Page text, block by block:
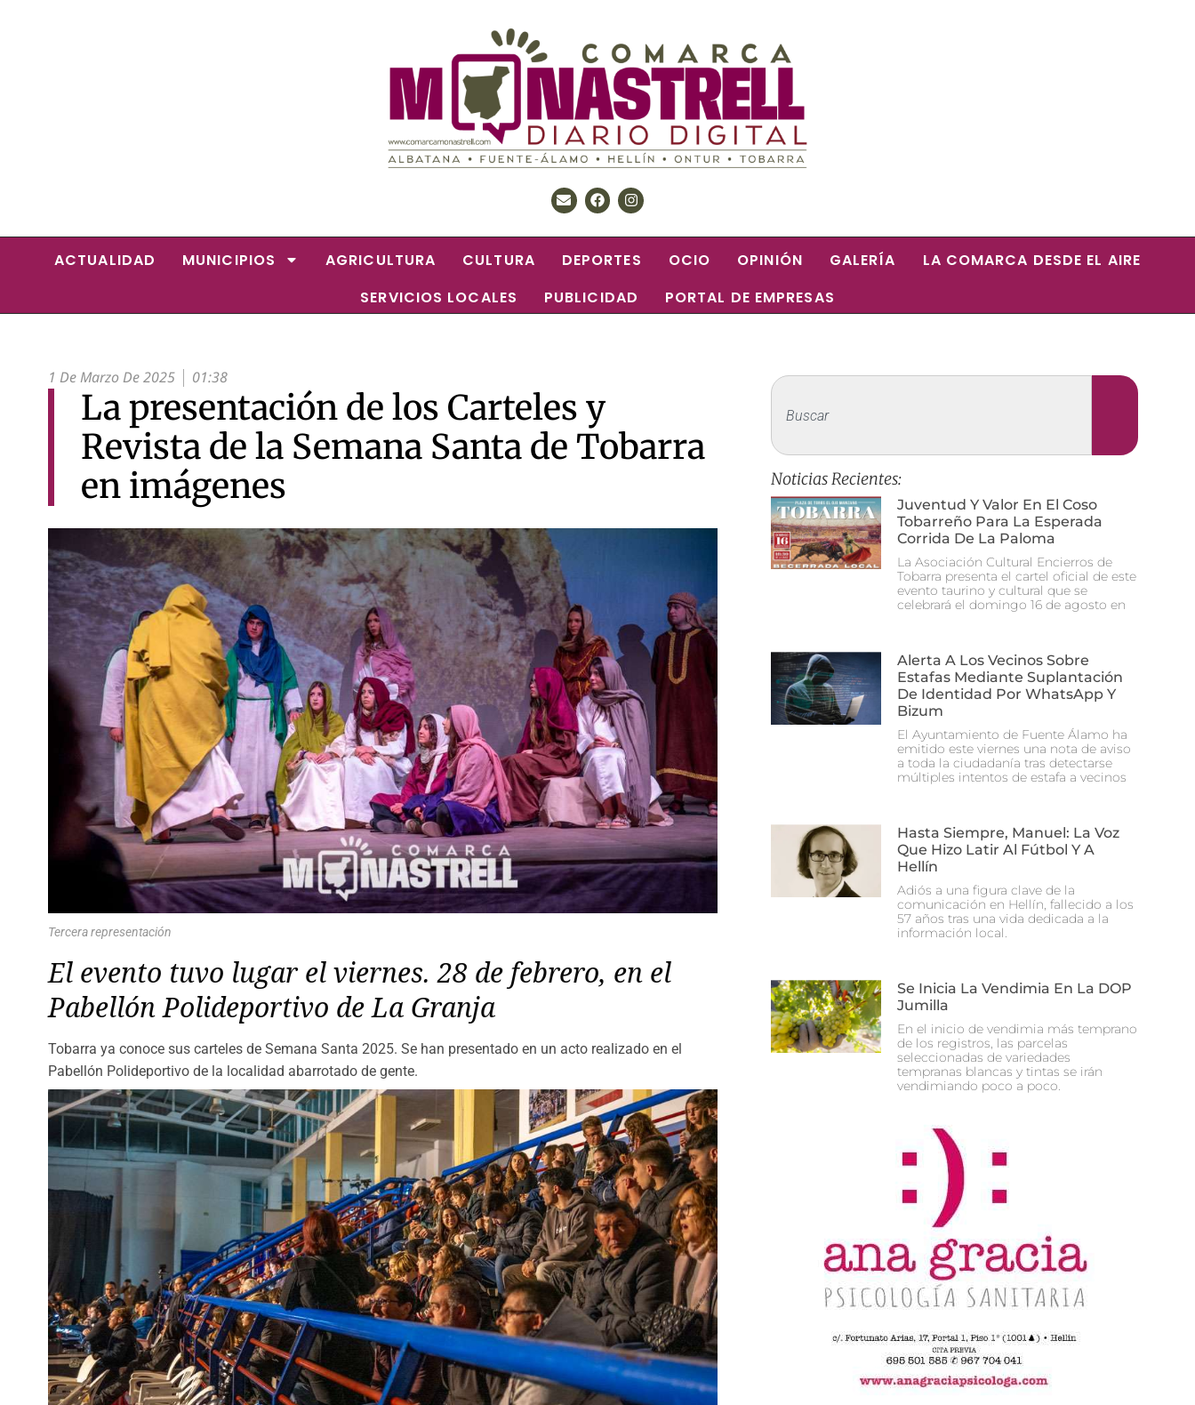
ACTUALIDAD MUNICIPIOS AGRICULTURA CULTURA DEPORTES OCIO OPINIÓN GALERÍA
LA COMARCA DESDE EL AIRE
SERVICIOS LOCALES
PUBLICIDAD PORTAL DE EMPRESAS
1 De Marzo De 2025 01:38
La presentación de los Carteles y
Revista de la Semana Santa de Tobarra
en imágenes
Tercera representación
El evento tuvo lugar el viernes. 28 de febrero, en el
Pabellón Polideportivo de La Granja
Tobarra ya conoce sus carteles de Semana Santa 2025. Se han presentado en un acto realizado en el
Pabellón Polideportivo de la localidad abarrotado de gente.
Noticias Recientes:
Juventud Y Valor En El Coso
Tobarreño Para La Esperada
Corrida De La Paloma
La Asociación Cultural Encierros de
Tobarra presenta el cartel oficial de este
evento taurino y cultural que se
celebrará el domingo 16 de agosto en
Alerta A Los Vecinos Sobre
Estafas Mediante Suplantación
De Identidad Por WhatsApp Y
Bizum
El Ayuntamiento de Fuente Álamo ha
emitido este viernes una nota de aviso
a toda la ciudadanía tras detectarse
múltiples intentos de estafa a vecinos
Hasta Siempre, Manuel: La Voz
Que Hizo Latir Al Fútbol Y A
Hellín
Adiós a una figura clave de la
comunicación en Hellín, fallecido a los
57 años tras una vida dedicada a la
información local.
Se Inicia La Vendimia En La DOP
Jumilla
En el inicio de vendimia más temprano
de los registros, las parcelas
seleccionadas de variedades
tempranas blancas y tintas se irán
vendimiando poco a poco.